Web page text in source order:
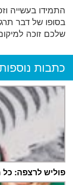
התמידו בעשייה
בסופו של דבר
שלכם זוכה
כתבות
פוליש לרצפה: